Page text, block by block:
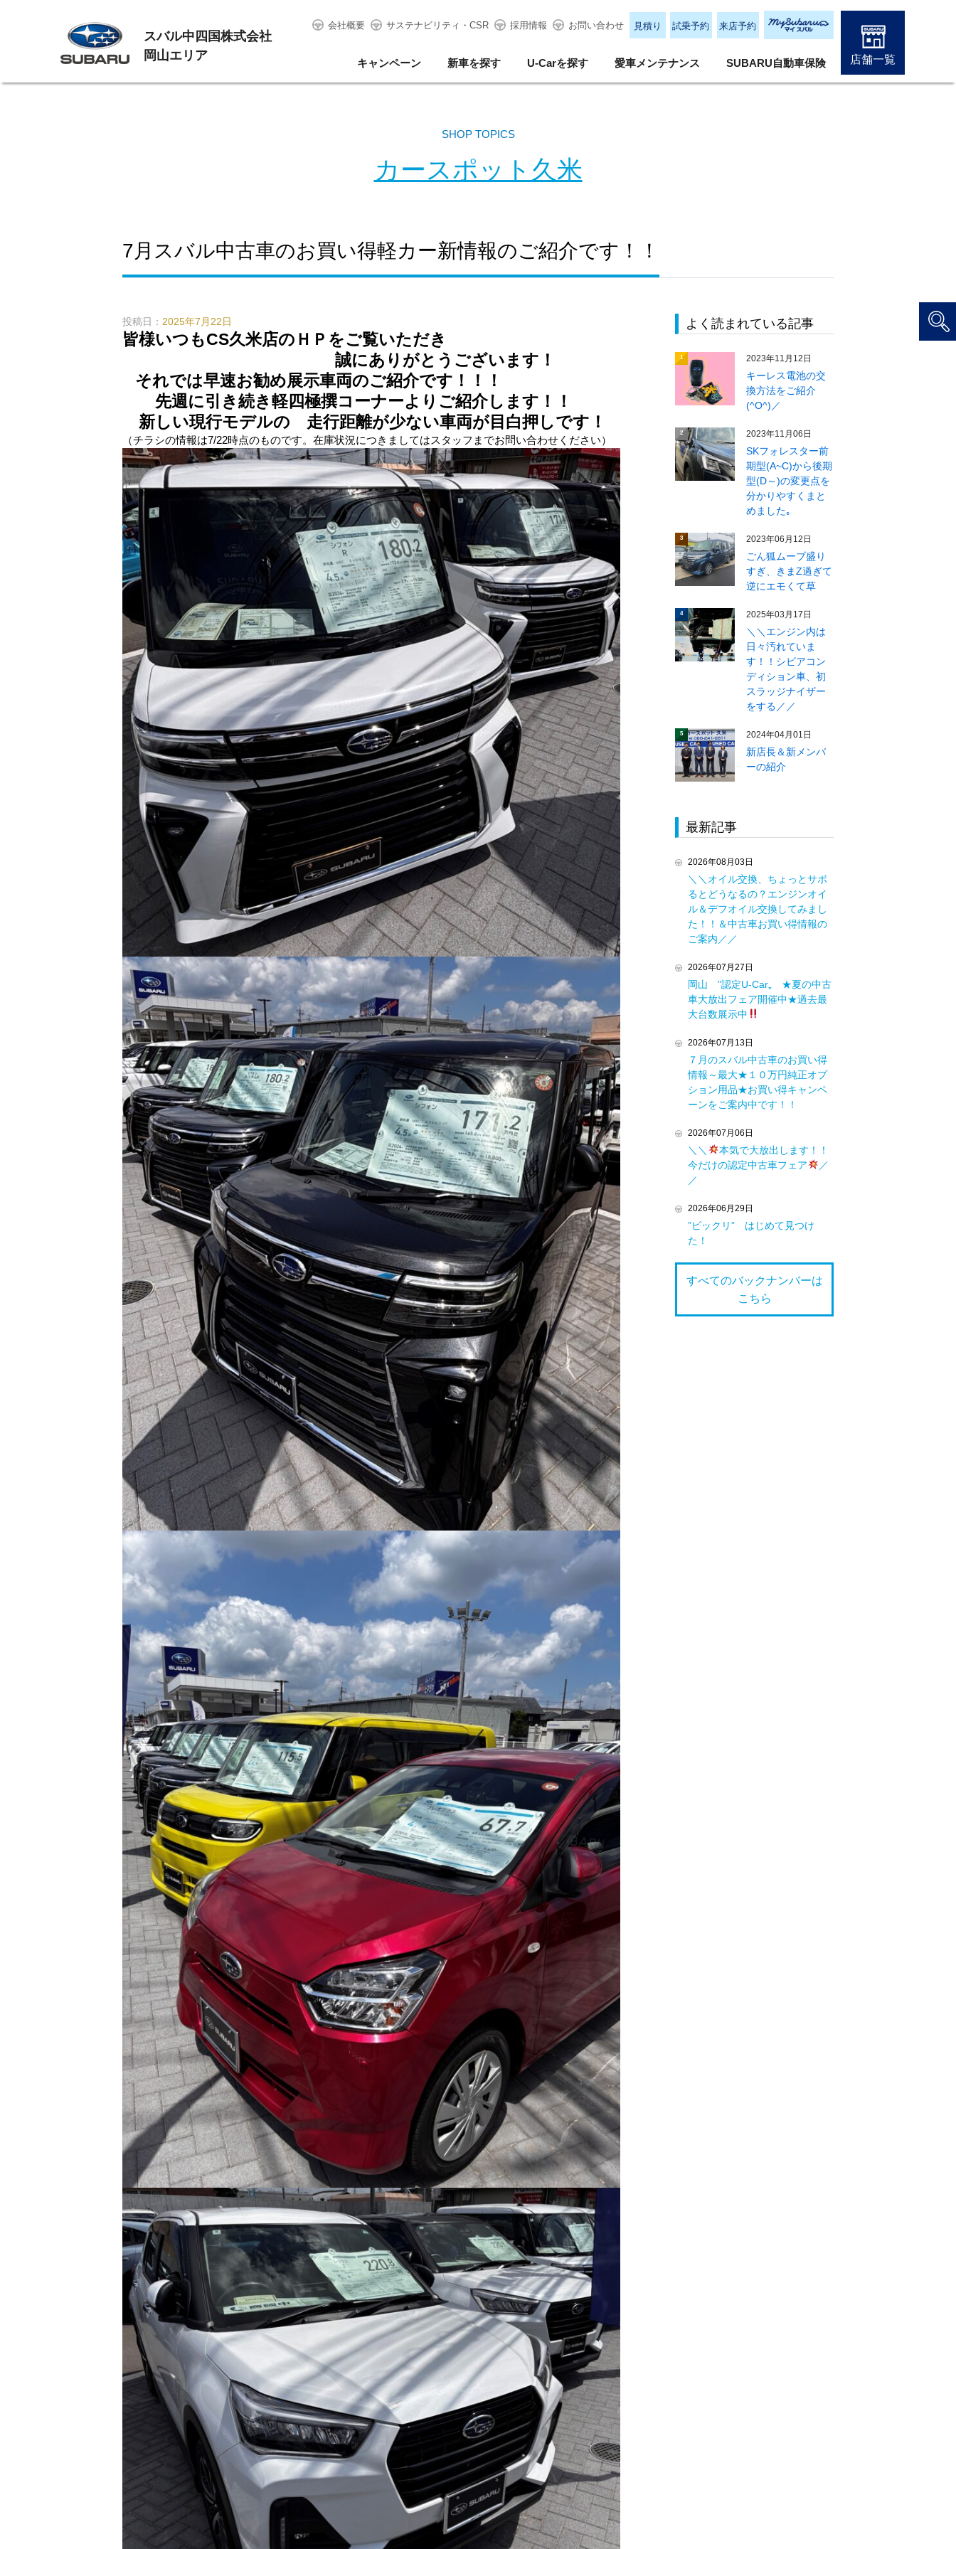
スバル中四国株式会社
岡山エリア
会社概要 サステナビリティ・CSR 採用情報 お問い合わせ 見積り 試乗予約 来店予約
キャンペーン 新車を探す U-Carを探す 愛車メンテナンス SUBARU自動車保険 店舗一覧
SHOP TOPICS
カースポット久米
7月スバル中古車のお買い得軽カー新情報のご紹介です！！
投稿日： 2025年7月22日
皆様いつもCS久米店のＨＰをご覧いただき
誠にありがとうございます！
それでは早速お勧め展示車両のご紹介です！！！
先週に引き続き軽四極撰コーナーよりご紹介します！！
新しい現行モデルの 走行距離が少ない車両が目白押しです！
（チラシの情報は7/22時点のものです。在庫状況につきましてはスタッフまでお問い合わせください）
よく読まれている記事
1 2023年11月12日
キーレス電池の交
換方法をご紹介
(^O^)／
2 2023年11月06日
SKフォレスター前
期型(A~C)から後期
型(D～)の変更点を
分かりやすくまと
めました｡
3 2023年06月12日
ごん狐ムーブ盛り
すぎ、きまZ過ぎて
逆にエモくて草
4 2025年03月17日
＼＼エンジン内は
日々汚れていま
す！！シビアコン
ディション車、初
スラッジナイザー
をする／／
5 2024年04月01日
新店長＆新メンバ
ーの紹介
最新記事
2026年08月03日
＼＼オイル交換、ちょっとサボ
るとどうなるの？エンジンオイ
ル＆デフオイル交換してみまし
た！！＆中古車お買い得情報の
ご案内／／
2026年07月27日
岡山 ”認定U-Car„ ★夏の中古
車大放出フェア開催中★過去最
大台数展示中
2026年07月13日
７月のスバル中古車のお買い得
情報～最大★１０万円純正オプ
ション用品★お買い得キャンペ
ーンをご案内中です！！
2026年07月06日
＼＼
本気で大放出します！！
今だけの認定中古車フェア
／
／
2026年06月29日
”ビックリ” はじめて見つけ
た！
すべてのバックナンバーは
こちら